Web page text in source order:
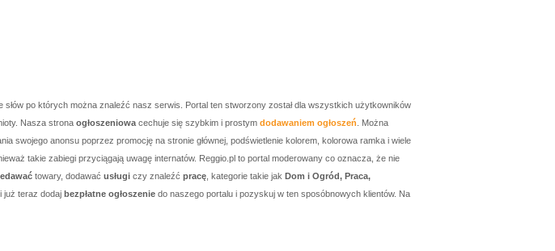
słów po których można znaleźć nasz serwis. Portal ten stworzony został dla wszystkich użytkowników
Nasza strona ogłoszeniowa cechuje się szybkim i prostym dodawaniem ogłoszeń . Można
swojego anonsu poprzez promocję na stronie głównej, podświetlenie kolorem, kolorowa ramka i wiele
takie zabiegi przyciągają uwagę internatów. Reggio.pl to portal moderowany co oznacza, że nie
towary, dodawać usługi czy znaleźć pracę , kategorie takie jak Dom i Ogród, Praca,
już teraz dodaj bezpłatne ogłoszenie do naszego portalu i pozyskuj w ten sposóbnowych klientów. Na